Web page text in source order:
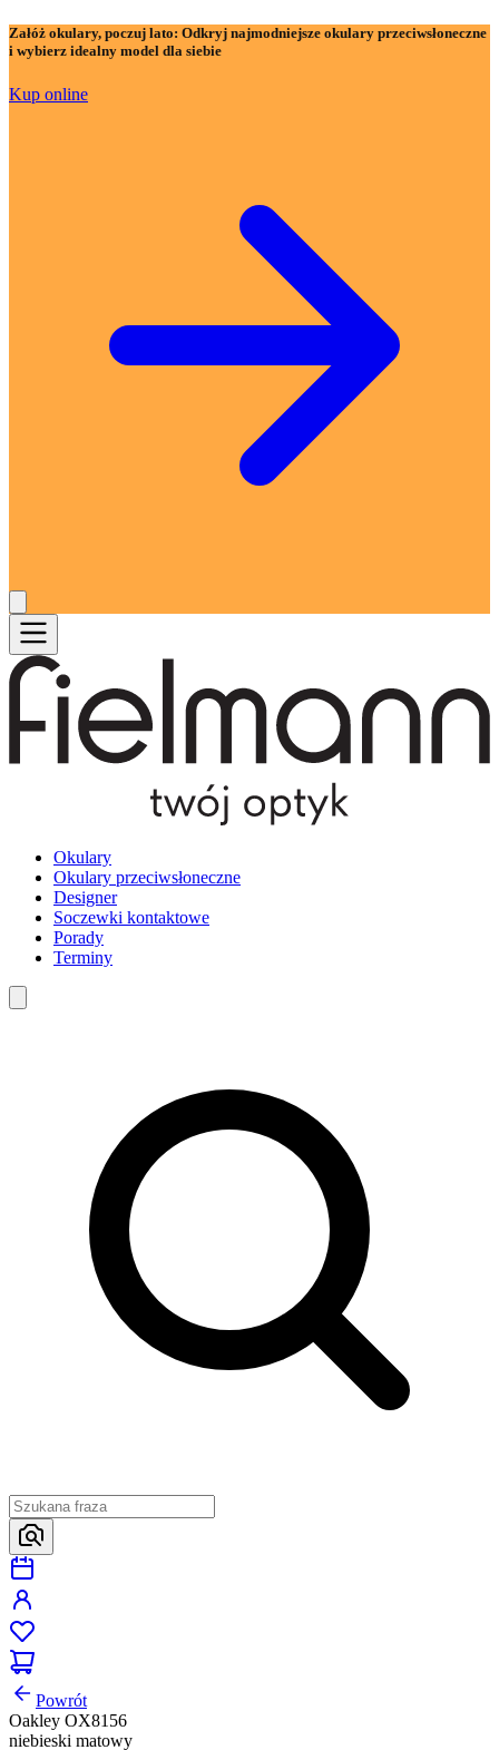
Załóż okulary, poczuj lato: Odkryj najmodniejsze okulary przeciwsłoneczne
i wybierz idealny model dla siebie
Kup online
Okulary
Okulary przeciwsłoneczne
Designer
Soczewki kontaktowe
Porady
Terminy
Powrót
Oakley OX8156
niebieski matowy